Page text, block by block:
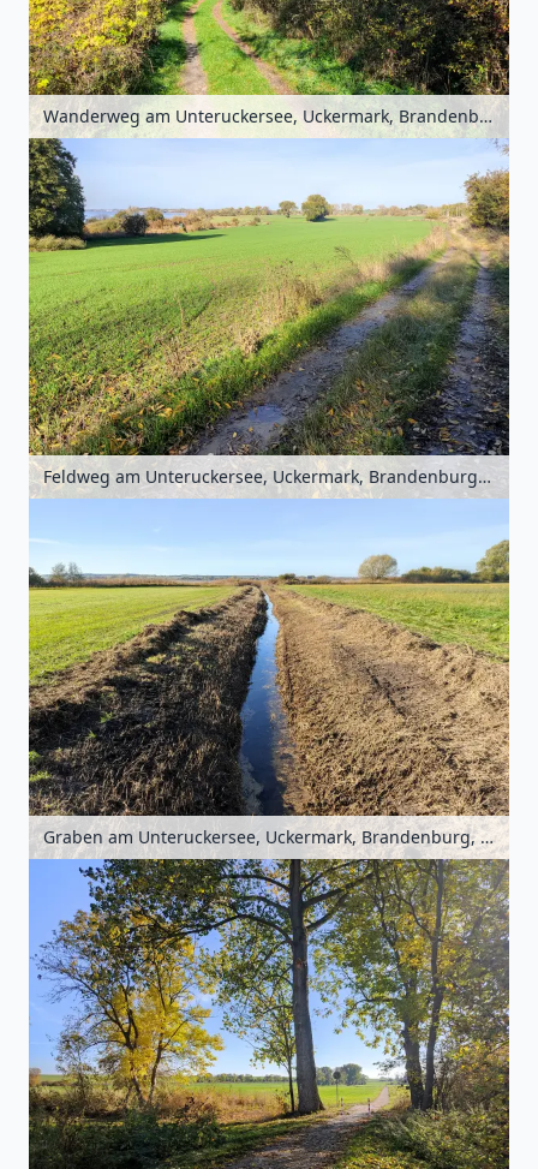
Wanderweg am Unteruckersee, Uckermark, Brandenburg, Deutschland
Feldweg am Unteruckersee, Uckermark, Brandenburg, Deutschland
Graben am Unteruckersee, Uckermark, Brandenburg, Deutschland